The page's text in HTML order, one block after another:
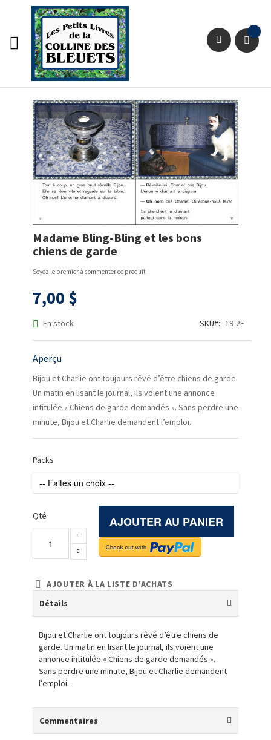
contenu
Madame Bling-Bling et les bons
chiens de garde
Soyez le premier à commenter ce produit
7,00 $
En stock SKU 19-2F
Aperçu
Bijou et Charlie ont toujours rêvé d’être chiens de garde.
Un matin en lisant le journal, ils voient une annonce
intitulée « Chiens de garde demandés ». Sans perdre une
minute, Bijou et Charlie demandent l’emploi.
Packs
Qté AJOUTER AU PANIER
AJOUTER À LA LISTE D'ACHATS
Passer
à
la
fin
de
la
galerie
d’images
au
début
de
Galerie
d’images
Détails
Bijou et Charlie ont toujours rêvé d’être chiens de
garde. Un matin en lisant le journal, ils voient une
annonce intitulée « Chiens de garde demandés ».
Sans perdre une minute, Bijou et Charlie demandent
l’emploi.
Commentaires